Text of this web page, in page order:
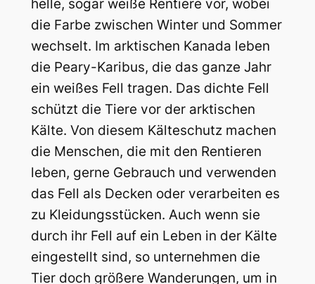
helle, sogar weiße Rentiere vor, wobei
die Farbe zwischen Winter und Sommer
wechselt. Im arktischen Kanada leben
die Peary-Karibus, die das ganze Jahr
ein weißes Fell tragen. Das dichte Fell
schützt die Tiere vor der arktischen
Kälte. Von diesem Kälteschutz machen
die Menschen, die mit den Rentieren
leben, gerne Gebrauch und verwenden
das Fell als Decken oder verarbeiten es
zu Kleidungsstücken. Auch wenn sie
durch ihr Fell auf ein Leben in der Kälte
eingestellt sind, so unternehmen die
Tier doch größere Wanderungen, um in